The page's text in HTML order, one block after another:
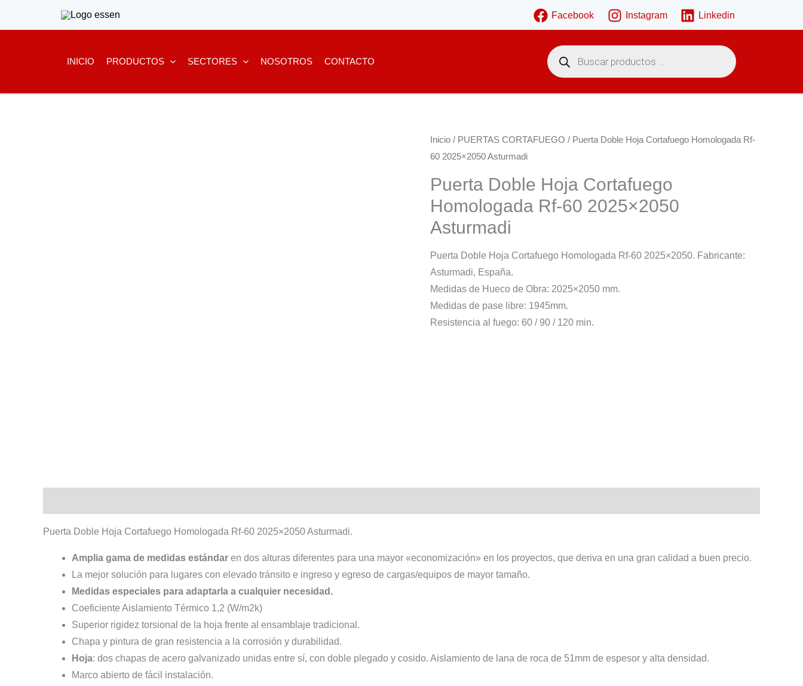
Facebook Instagram Linkedin
INICIO PRODUCTOS SECTORES NOSOTROS CONTACTO
B
ú
s
e
e
p
u
c
t
o
Inicio / PUERTAS CORTAFUEGO / Puerta Doble Hoja Cortafuego Homologada Rf-
60 2025×2050 Asturmadi
Puerta Doble Hoja Cortafuego
Homologada Rf-60 2025×2050
Asturmadi
Puerta Doble Hoja Cortafuego Homologada Rf-60 2025×2050. Fabricante:
Asturmadi, España.
Medidas de Hueco de Obra: 2025×2050 mm.
Medidas de pase libre: 1945mm.
Resistencia al fuego: 60 / 90 / 120 min.
Puerta Doble Hoja Cortafuego Homologada Rf-60 2025×2050 Asturmadi.
Amplia gama de medidas estándar en dos alturas diferentes para una mayor «economización» en los proyectos, que deriva en una gran calidad a buen precio.
La mejor solución para lugares con elevado tránsito e ingreso y egreso de cargas/equipos de mayor tamaño.
Medidas especiales para adaptarla a cualquier necesidad.
Coeficiente Aislamiento Térmico 1,2 (W/m2k)
Superior rigidez torsional de la hoja frente al ensamblaje tradicional.
Chapa y pintura de gran resistencia a la corrosión y durabilidad.
Hoja: dos chapas de acero galvanizado unidas entre sí, con doble plegado y cosido. Aislamiento de lana de roca de 51mm de espesor y alta densidad.
Marco abierto de fácil instalación.